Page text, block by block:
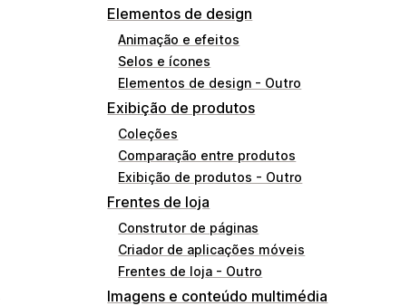
Elementos de design
Animação e efeitos
Selos e ícones
Elementos de design - Outro
Exibição de produtos
Coleções
Comparação entre produtos
Exibição de produtos - Outro
Frentes de loja
Construtor de páginas
Criador de aplicações móveis
Frentes de loja - Outro
Imagens e conteúdo multimédia